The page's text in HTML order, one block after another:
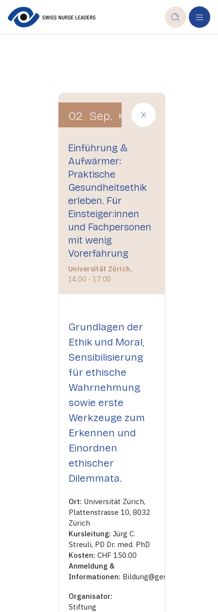
02 Sep. Mi
Einführung &
Aufwärmer:
Praktische
Gesundheitsethik
erleben. Für
Einsteiger:innen
und Fachpersonen
mit wenig
Vorerfahrung
Universität Zürich,
14:00 - 17:00
Grundlagen der
Ethik und Moral,
Sensibilisierung
für ethische
Wahrnehmung
sowie erste
Werkzeuge zum
Erkennen und
Einordnen
ethischer
Dilemmata.
Ort: Universität Zürich,
Plattenstrasse 10, 8032
Zürich
Kursleitung: Jürg C.
Streuli, PD Dr. med. PhD
Kosten: CHF 150.00
Anmeldung &
Informationen:
Organisator:
Stiftung